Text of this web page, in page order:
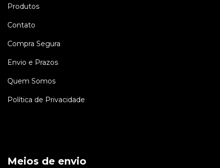
Produtos
Contato
Compra Segura
Envio e Prazos
Quem Somos
Política de Privacidade
Meios de envio